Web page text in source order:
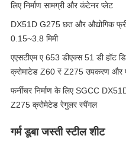
लिए निर्माण सामग्री और कंटेनर प्लेट
DX51D G275 छत और औद्योगिक
0.15~3.8 मिमी
एएसटीएम ए 653 डीएक्स 51 डी हॉट
क्रोमाटेड Z60 ₹ Z275 उपकरण और
फर्नीचर निर्माण के लिए SGCC
Z275 क्रोमेटेड रेगुलर स्पैंगल
गर्म डूबा जस्ती स्टील शीट